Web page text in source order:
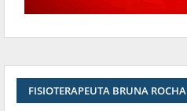
FISIOTERAPEUTA BRUNA ROCHA